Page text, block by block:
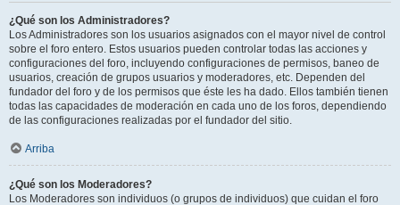
¿Qué son los Administradores?
Los Administradores son los usuarios asignados con el mayor nivel de control
sobre el foro entero. Estos usuarios pueden controlar todas las acciones y
configuraciones del foro, incluyendo configuraciones de permisos, baneo de
usuarios, creación de grupos usuarios y moderadores, etc. Dependen del
fundador del foro y de los permisos que éste les ha dado. Ellos también tienen
todas las capacidades de moderación en cada uno de los foros, dependiendo
de las configuraciones realizadas por el fundador del sitio.
Arriba
¿Qué son los Moderadores?
Los Moderadores son individuos (o grupos de individuos) que cuidan el foro